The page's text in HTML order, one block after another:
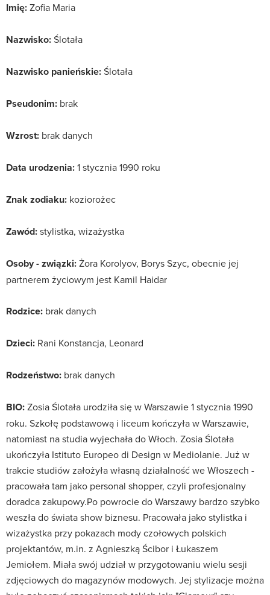
Imię:Zofia Maria
Nazwisko:Ślotała
Nazwisko panieńskie:Ślotała
Pseudonim: brak
Wzrost: brak danych
Data urodzenia:1 stycznia 1990 roku
Znak zodiaku: koziorożec
Zawód:stylistka, wizażystka
Osoby - związki:Żora Korolyov, Borys Szyc, obecnie jej
partnerem życiowym jest Kamil Haidar
Rodzice: brak danych
Dzieci: Rani Konstancja, Leonard
Rodzeństwo: brak danych
BIO:Zosia Ślotała urodziła się w Warszawie 1 stycznia 1990
roku. Szkołę podstawową i liceum kończyła w Warszawie,
natomiast na studia wyjechała do Włoch. Zosia Ślotała
ukończyła Istituto Europeo di Design w Mediolanie. Już w
trakcie studiów założyła własną działalność we Włoszech -
pracowała tam jako personal shopper, czyli profesjonalny
doradca zakupowy.Po powrocie do Warszawy bardzo szybko
weszła do świata show biznesu. Pracowała jako stylistka i
wizażystka przy pokazach mody czołowych polskich
projektantów, m.in. z Agnieszką Ścibor i Łukaszem
Jemiołem. Miała swój udział w przygotowaniu wielu sesji
zdjęciowych do magazynów modowych. Jej stylizacje można